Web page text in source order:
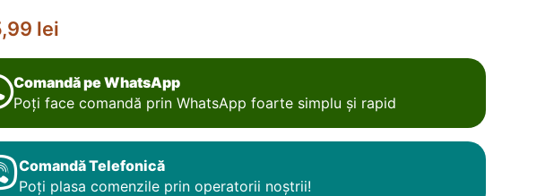
lei
Comandă pe WhatsApp
Poți face comandă prin WhatsApp foarte simplu și rapid
Comandă Telefonică
Poți plasa comenzile prin operatorii noștrii!